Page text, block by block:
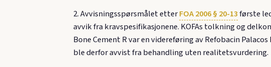
2. Avvisningsspørsmålet etterFOA 2006 § 20-13første
avvik fra kravspesifikasjonene. KOFAs tolkning og
Bone Cement R var en videreføring av Refobacin
ble derfor avvist fra behandling uten realitetsvurdering.